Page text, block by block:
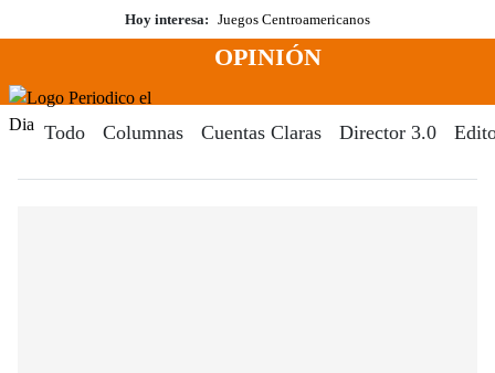
al
Hoy interesa: Juegos Centroamericanos
Menú
OPINIÓN
Todo Columnas Cuentas Claras Director 3.0